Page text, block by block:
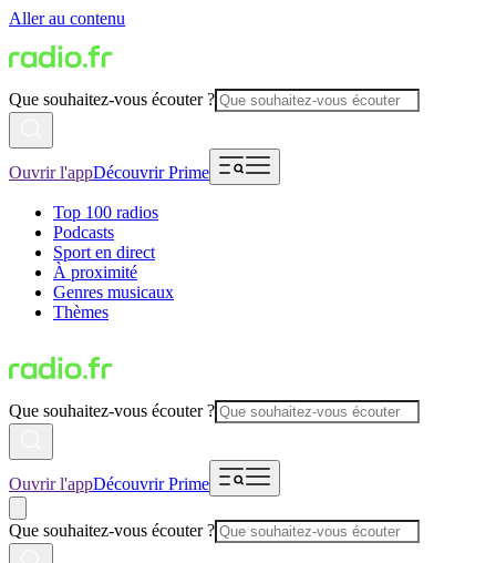
Aller au contenu
Que souhaitez-vous écouter ?
Ouvrir l'appDécouvrir Prime
Top 100 radios
Podcasts
Sport en direct
À proximité
Genres musicaux
Thèmes
Que souhaitez-vous écouter ?
Ouvrir l'appDécouvrir Prime
Que souhaitez-vous écouter ?